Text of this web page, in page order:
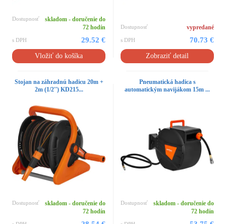
Dostupnosť
skladom - doručenie do
72 hodín
s DPH 29.52 €
Vložiť do košíka
Dostupnosť vypredané
s DPH 70.73 €
Zobraziť detail
Stojan na záhradnú hadicu 20m +
2m (1/2'') KD215...
Dostupnosť
skladom - doručenie do
72 hodín
Pneumatická hadica s
automatickým navijákom 15m ...
Dostupnosť
skladom - doručenie do
72 hodín